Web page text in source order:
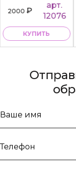
2000₽
арт.
12076
КУПИТЬ
Ваше